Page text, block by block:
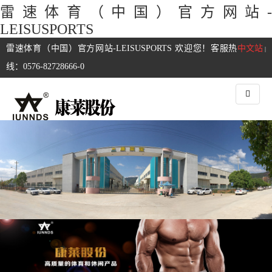
雷速体育（中国）官方网站-
LEISUSPORTS
中文站 |
雷速体育（中国）官方网站-LEISUSPORTS 欢迎您！客服热
线：0576-82728666-0